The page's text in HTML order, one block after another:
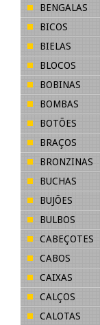
BENGALAS
BICOS
BIELAS
BLOCOS
BOBINAS
BOMBAS
BOTÕES
BRAÇOS
BRONZINAS
BUCHAS
BUJÕES
BULBOS
CABEÇOTES
CABOS
CAIXAS
CALÇOS
CALOTAS